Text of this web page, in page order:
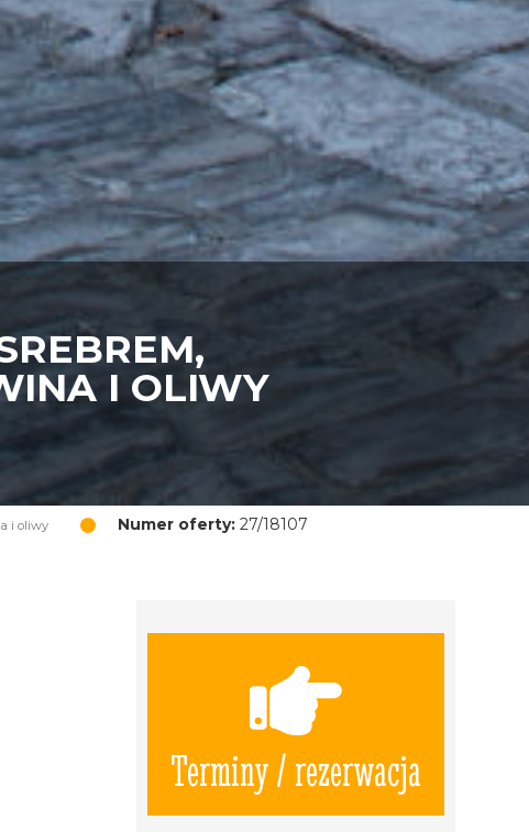
I OLIWY
i oliwy Numer oferty:27/18107
Terminy / rezerwacja